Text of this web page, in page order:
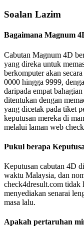
Soalan Lazim
Bagaimana Magnum
Cabutan Magnum 4D
yang direka untuk
berkomputer akan
0000 hingga 9999,
daripada empat
ditentukan dengan
yang dicetak pada tiket
keputusan mereka di
melalui laman web
Pukul berapa
Keputusan cabutan 4D
waktu Malaysia, dan
check4dresult.com tidak
menyediakan senarai
masa lalu.
Apakah pertaruhan